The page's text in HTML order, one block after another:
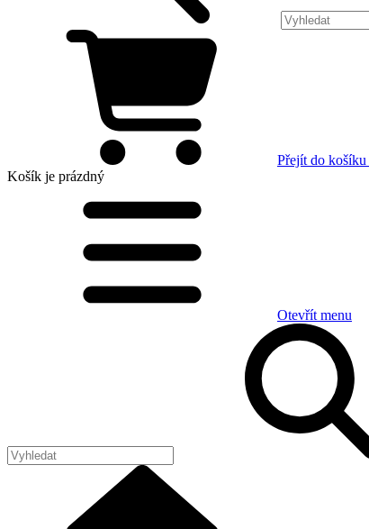
Přejít do košíku
Košík je prázdný
Otevřít menu